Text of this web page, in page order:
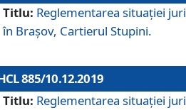
Titlu: Reglementarea situaţiei
în Braşov, Cartierul Stupini.
885/10.12.2019
Titlu: Reglementarea situației